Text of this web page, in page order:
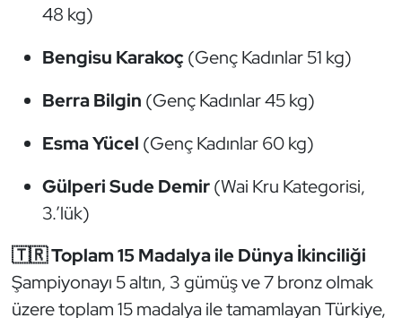
48 kg)
Bengisu Karakoç(Genç Kadınlar 51 kg)
Berra Bilgin (Genç Kadınlar 45 kg)
Esma Yücel (Genç Kadınlar 60 kg)
Gülperi Sude Demir(Wai Kru Kategorisi,
3.’lük)
🇹🇷 Toplam 15 Madalya ile Dünya İkinciliği
Şampiyonayı 5 altın, 3 gümüş ve 7 bronz olmak
üzere toplam 15 madalya ile tamamlayan Türkiye,
Satranç
Su Topu
Sualtı Sporları
Tenis
Triatlon
Voleybol